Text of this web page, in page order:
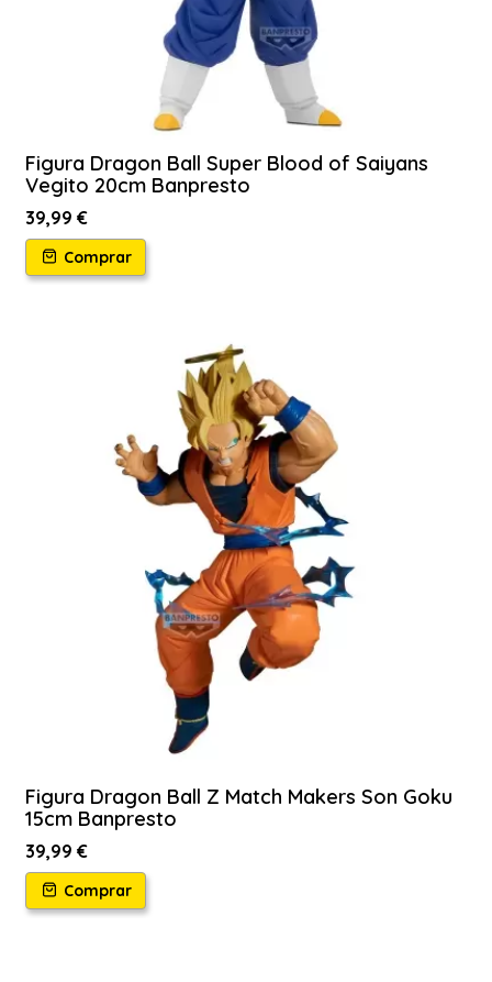
Figura Dragon Ball Super Blood of Saiyans
Vegito 20cm Banpresto
39,99 €
Comprar
Figura Dragon Ball Z Match Makers Son Goku
15cm Banpresto
39,99 €
Comprar